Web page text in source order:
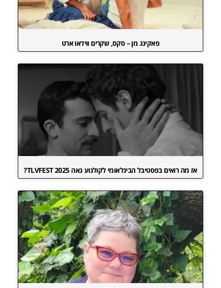
פאקינג מן – סקס, שקרים ווידאו ארט
אז מה רואים בפסטיבל הבינלאומי לקולנוע גאה TLVFEST 2025?